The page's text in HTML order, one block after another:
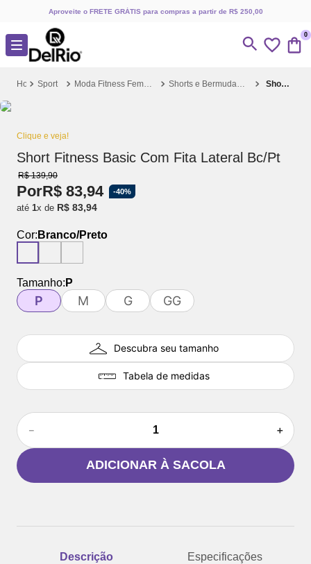
Aproveite o FRETE GRÁTIS para compras a partir de R$ 250,00
0
Sport Moda Fitness Feminina Shorts e Bermudas Fitness Short Fitness Basic Com Fita Lateral Bc/Pt
Clique e veja!
Short Fitness Basic Com Fita Lateral Bc/Pt
R$ 139,90
PorR$ 83,94 -40%
até 1x de R$ 83,94
Cor: Branco/Preto
Tamanho: P
P M G GG
Descubra seu tamanho
Tabela de medidas
＋
－
ADICIONAR À SACOLA
Descrição Especificações